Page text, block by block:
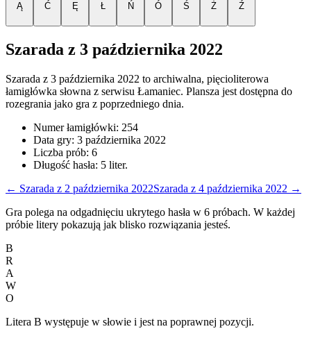
Ą Ć Ę Ł Ń Ó Ś Ż Ź
Szarada z 3 października 2022
Szarada z 3 października 2022 to archiwalna, pięcioliterowa
łamigłówka słowna z serwisu Łamaniec. Plansza jest dostępna do
rozegrania jako gra z poprzedniego dnia.
Numer łamigłówki: 254
Data gry: 3 października 2022
Liczba prób: 6
Długość hasła: 5 liter.
← Szarada z 2 października 2022Szarada z 4 października 2022 →
Gra polega na odgadnięciu ukrytego hasła w 6 próbach. W każdej
próbie litery pokazują jak blisko rozwiązania jesteś.
B
R
A
W
O
Litera B występuje w słowie i jest na poprawnej pozycji.